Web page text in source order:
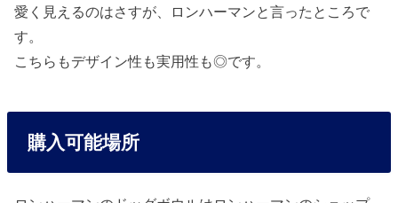
愛く見えるのはさすが、ロンハーマンと言ったところで
す。
こちらもデザイン性も実用性も◎です。
購入可能場所